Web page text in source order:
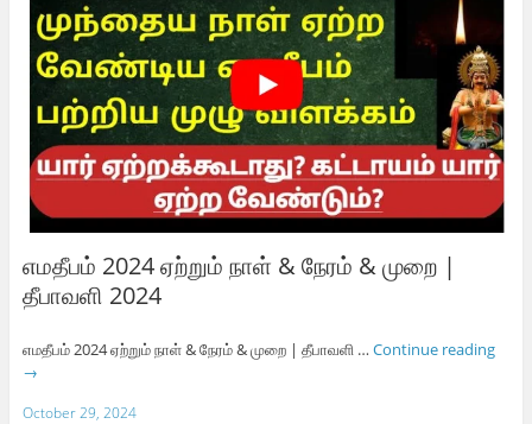
எமதீபம் 2024 ஏற்றும் நாள் & நேரம் & முறை |
தீபாவளி 2024
எமதீபம் 2024 ஏற்றும் நாள் & நேரம் & முறை | தீபாவளி … Continue reading
→
October 29, 2024